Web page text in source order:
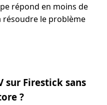
répond en moins de
résoudre le problème
sur Firestick sans
?